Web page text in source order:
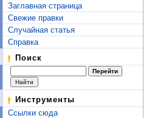
Заглавная страница
Свежие правки
Случайная статья
Справка
Поиск
Инструменты
Ссылки сюда